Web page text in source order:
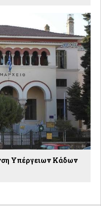
Υπέργειων Κάδων